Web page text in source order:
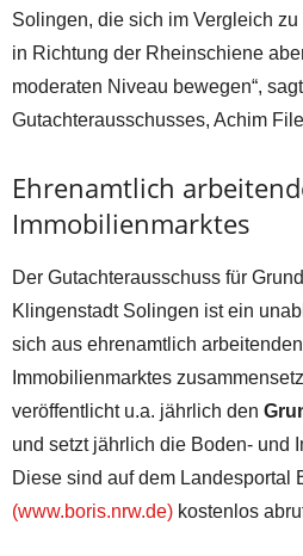
Solingen, die sich im Vergleich
in Richtung der Rheinschiene
moderaten Niveau bewegen“,
Gutachterausschusses, Achim
Ehrenamtlich
Immobilienmarktes
Der Gutachterausschuss für
Klingenstadt Solingen ist ein
sich aus ehrenamtlich
Immobilienmarktes
veröffentlicht u.a. jährlich den
und setzt jährlich die Boden- und
Diese sind auf dem Landesportal
(www.boris.nrw.de) kostenlos